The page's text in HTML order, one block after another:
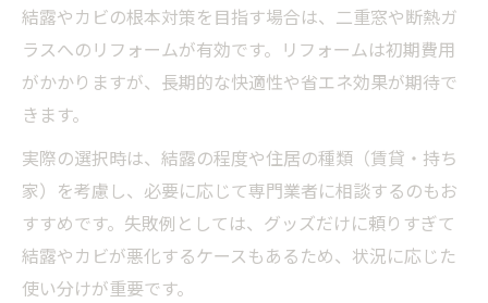
結露やカビの根本対策を目指す場合は、二重窓や断熱ガ
ラスへのリフォームが有効です。リフォームは初期費用
がかかりますが、長期的な快適性や省エネ効果が期待で
きます。
実際の選択時は、結露の程度や住居の種類（賃貸・持ち
家）を考慮し、必要に応じて専門業者に相談するのもお
すすめです。失敗例としては、グッズだけに頼りすぎて
結露やカビが悪化するケースもあるため、状況に応じた
使い分けが重要です。